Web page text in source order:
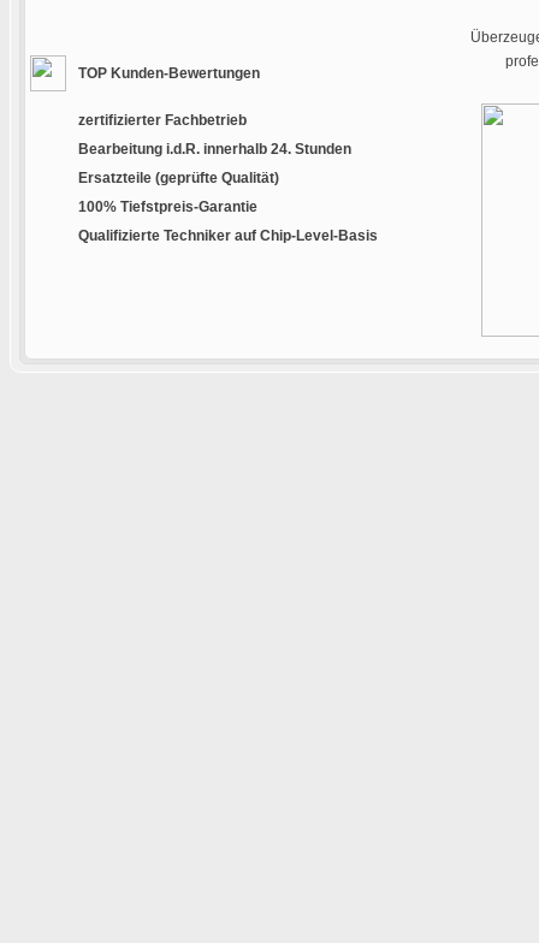
TOP Kunden-Bewertungen
zertifizierter Fachbetrieb
Bearbeitung i.d.R. innerhalb 24. Stunden
Ersatzteile (geprüfte Qualität)
100% Tiefstpreis-Garantie
Qualifizierte Techniker auf Chip-Level-Basis